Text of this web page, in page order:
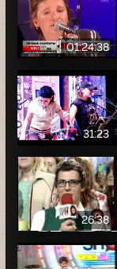
01:24:38
31:23
26:38